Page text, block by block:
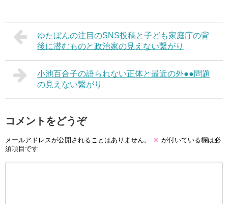
ゆたぼんの注目のSNS投稿と子ども家庭庁の背
後に潜むものと政治家の見えない繋がり
小池百合子の語られない正体と最近の外●●問題
の見えない繋がり
コメントをどうぞ
メールアドレスが公開されることはありません。 ※ が付いている欄は必
須項目です